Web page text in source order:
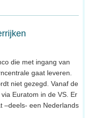
die met ingang van
gaat leveren.
niet gezegd. Vanaf de
Euratom in de VS. Er
–deels- een Nederlands